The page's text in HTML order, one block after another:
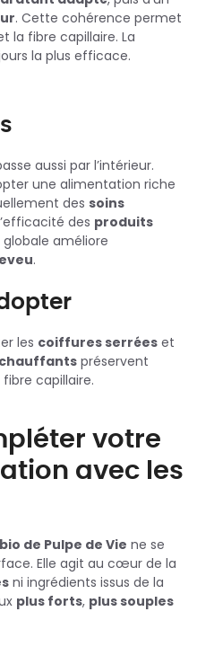
. Cette cohérence permet
la fibre capillaire. La
la plus efficace.
aussi par l’intérieur.
une alimentation riche
des soins
des produits
globale améliore
.
les coiffures serrées et
préservent
fibre capillaire.
votre
avec les
de Pulpe de Vie ne se
Elle agit au cœur de la
ni ingrédients issus de la
plus forts, plus souples